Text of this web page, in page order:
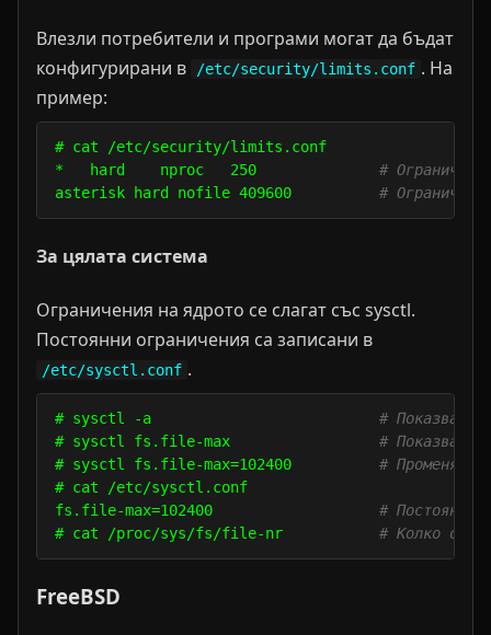
Влезли потребители и програми могат да бъдат
конфигурирани в
/etc/security/limits.conf . На
пример:
# cat /etc/security/limits.conf
*   hard    nproc   250 # Ограничава
asterisk hard nofile 409600 #
За цялата система
Ограничения на ядрото се слагат със sysctl.
Постоянни ограничения са записани в
/etc/sysctl.conf .
# sysctl -a # Показва
# sysctl fs.file-max # Показва
# sysctl fs.file-max=102400 # Променя
# cat /etc/sysctl.conf
fs.file-max=102400 #
# cat /proc/sys/fs/file-nr # Колко
FreeBSD